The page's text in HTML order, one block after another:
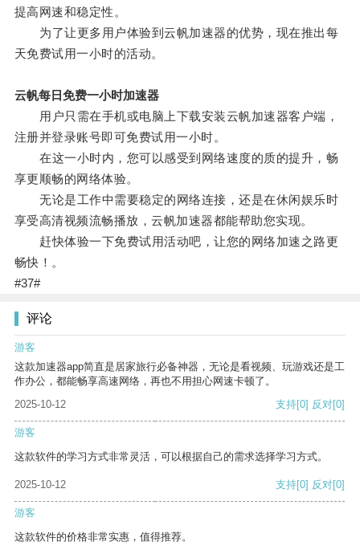
提高网速和稳定性。
为了让更多用户体验到云帆加速器的优势，现在推出每
天免费试用一小时的活动。
云帆每日免费一小时加速器
用户只需在手机或电脑上下载安装云帆加速器客户端，
注册并登录账号即可免费试用一小时。
在这一小时内，您可以感受到网络速度的质的提升，畅
享更顺畅的网络体验。
无论是工作中需要稳定的网络连接，还是在休闲娱乐时
享受高清视频流畅播放，云帆加速器都能帮助您实现。
赶快体验一下免费试用活动吧，让您的网络加速之路更
畅快！。
#37#
评论
游客
这款加速器app简直是居家旅行必备神器，无论是看视频、玩游戏还是工
作办公，都能畅享高速网络，再也不用担心网速卡顿了。
2025-10-12
支持[0] 反对[0]
游客
这款软件的学习方式非常灵活，可以根据自己的需求选择学习方式。
2025-10-12 支持[0] 反对[0]
游客
这款软件的价格非常实惠，值得推荐。